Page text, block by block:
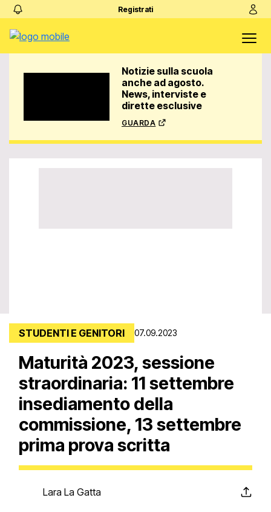
Registrati
Notizie sulla scuola
anche ad agosto.
News, interviste e
dirette esclusive
guarda
STUDENTI E GENITORI 07.09.2023
Maturità 2023, sessione
straordinaria: 11 settembre
insediamento della
commissione, 13 settembre
prima prova scritta
Lara La Gatta